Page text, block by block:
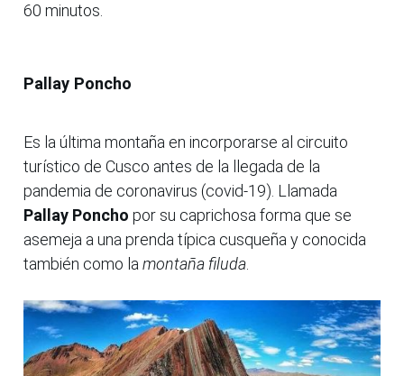
60 minutos.
Pallay Poncho
Es la última montaña en incorporarse al circuito
turístico de Cusco antes de la llegada de la
pandemia de coronavirus (covid-19). Llamada
Pallay Poncho por su caprichosa forma que se
asemeja a una prenda típica cusqueña y conocida
también como la montaña filuda